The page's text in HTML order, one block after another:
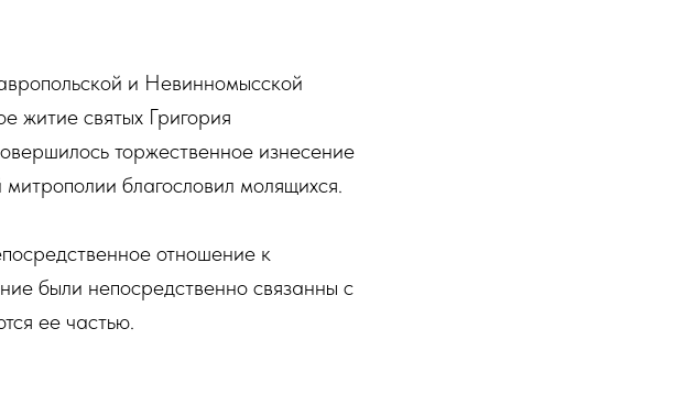
и Невинномысской
житие святых Григория
торжественное изнесение
благословил молящихся.
отношение к
были непосредственно связанны с
ее частью.